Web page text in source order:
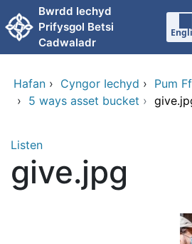
Neidio i'r prif gynnwy
Bwrdd Iechyd
Prifysgol Betsi
Cadwaladr
Hafan › Cyngor Iechyd › Pum
› 5 ways asset bucket ›
Listen
give.jpg